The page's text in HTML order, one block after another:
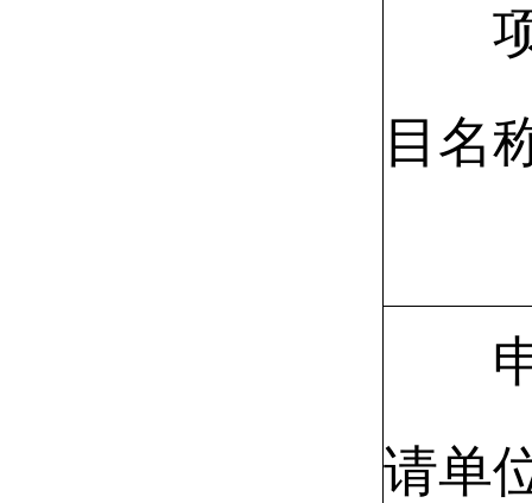
目名
请单